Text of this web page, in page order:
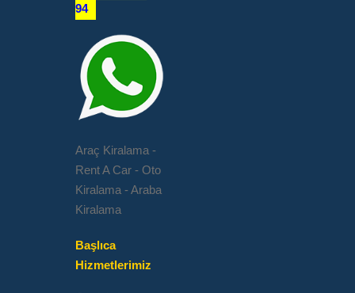
94
Araç Kiralama -
Rent A Car - Oto
Kiralama - Araba
Kiralama
Başlıca
Hizmetlerimiz